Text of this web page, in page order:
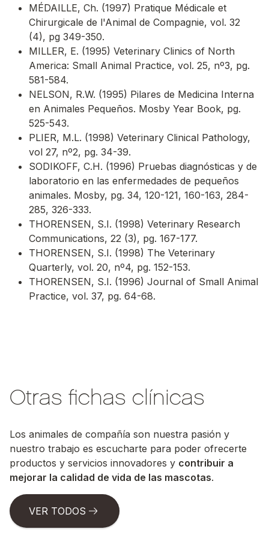
MÉDAILLE, Ch. (1997) Pratique Médicale et
Chirurgicale de l'Animal de Compagnie, vol. 32
(4), pg 349-350.
MILLER, E. (1995) Veterinary Clinics of North
America: Small Animal Practice, vol. 25, nº3, pg.
581-584.
NELSON, R.W. (1995) Pilares de Medicina Interna
en Animales Pequeños. Mosby Year Book, pg.
525-543.
PLIER, M.L. (1998) Veterinary Clinical Pathology,
vol 27, nº2, pg. 34-39.
SODIKOFF, C.H. (1996) Pruebas diagnósticas y de
laboratorio en las enfermedades de pequeños
animales. Mosby, pg. 34, 120-121, 160-163, 284-
285, 326-333.
THORENSEN, S.I. (1998) Veterinary Research
Communications, 22 (3), pg. 167-177.
THORENSEN, S.I. (1998) The Veterinary
Quarterly, vol. 20, nº4, pg. 152-153.
THORENSEN, S.I. (1996) Journal of Small Animal
Practice, vol. 37, pg. 64-68.
Otras fichas clínicas
Los animales de compañía son nuestra pasión y
nuestro trabajo es escucharte para poder ofrecerte
productos y servicios innovadores y contribuir a
mejorar la calidad de vida de las mascotas.
VER TODOS